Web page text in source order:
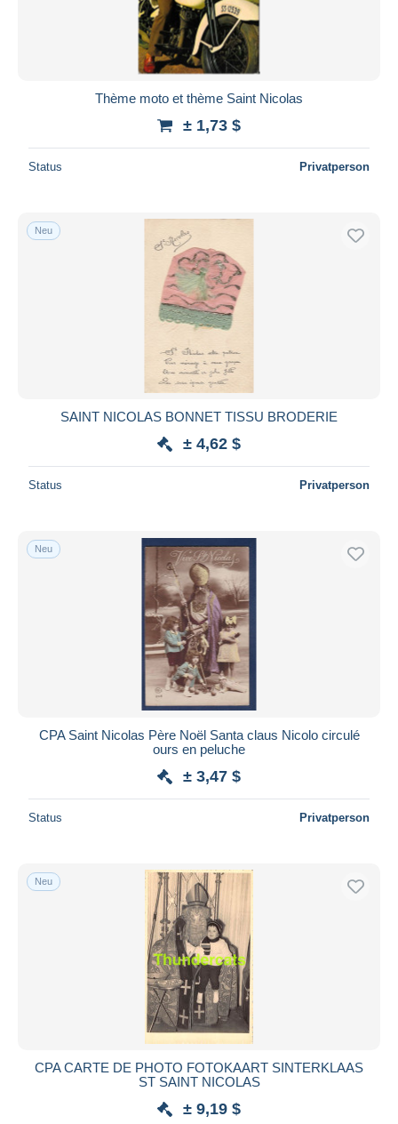
Banküberweisung
Mastercard
Bancontact
iDeal
Übernehmen
Thème moto et thème Saint Nicolas
± 1,73 $
Status Privatperson
Neu
SAINT NICOLAS BONNET TISSU BRODERIE
± 4,62 $
Status Privatperson
Neu
CPA Saint Nicolas Père Noël Santa claus Nicolo circulé
ours en peluche
± 3,47 $
Status Privatperson
Neu
CPA CARTE DE PHOTO FOTOKAART SINTERKLAAS
ST SAINT NICOLAS
± 9,19 $